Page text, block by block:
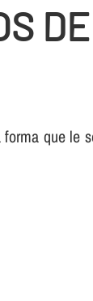
que le